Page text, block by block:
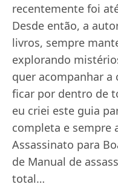
recentemente foi
Desde então, a
livros, sempre
explorando
quer acompanhar a
ficar por dentro de
eu criei este guia
completa e sempre
Assassinato para
de Manual de
total…